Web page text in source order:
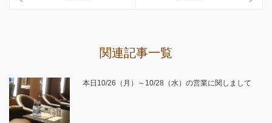
関連記事一覧
本日10/26（月）～10/28（水）の営業に関しまして